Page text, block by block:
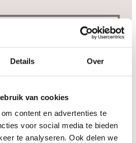
Details Over
van cookies
content en advertenties te
voor social media te bieden
te analyseren. Ook delen we